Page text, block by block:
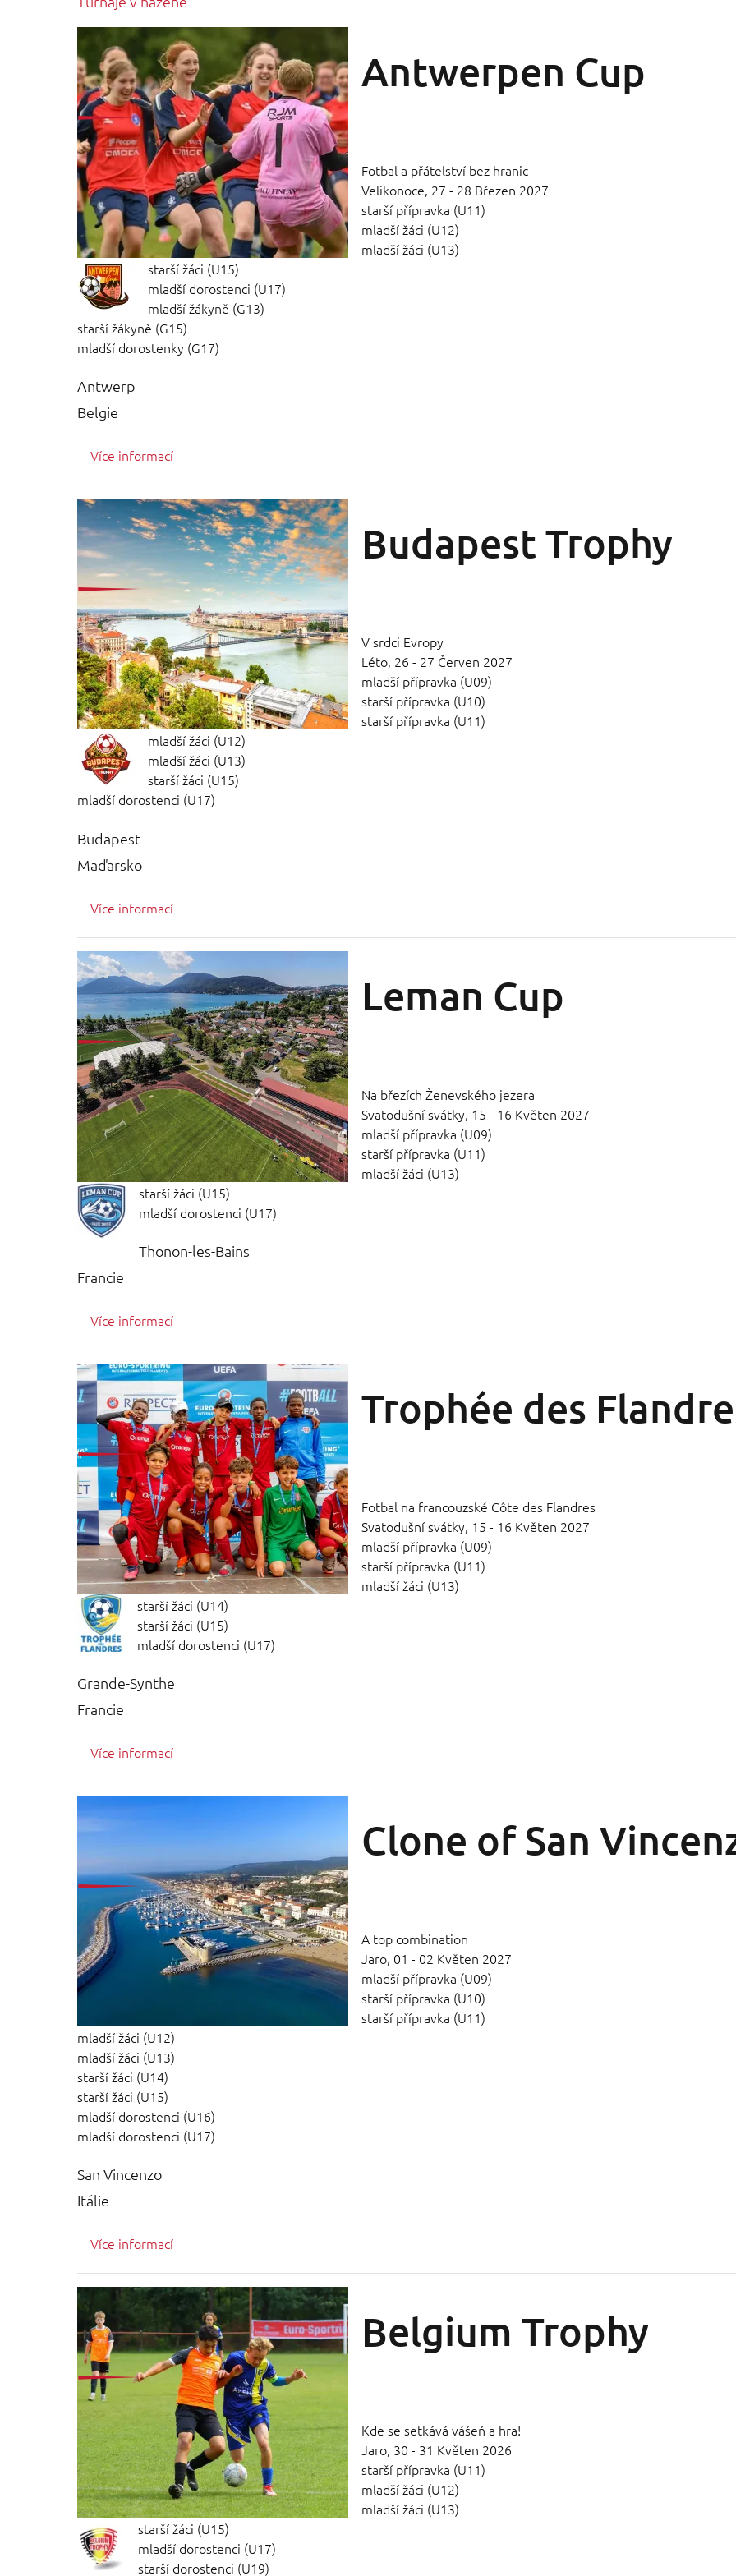
Antwerpen Cup
Fotbal a přátelství bez hranic
Velikonoce, 27 - 28 Březen 2027
starší přípravka (U11)
mladší žáci (U12)
mladší žáci (U13)
starší žáci (U15)
mladší dorostenci (U17)
mladší žákyně (G13)
starší žákyně (G15)
mladší dorostenky (G17)
Antwerp
Belgie
Více informací
Budapest Trophy
V srdci Evropy
Léto, 26 - 27 Červen 2027
mladší přípravka (U09)
starší přípravka (U10)
starší přípravka (U11)
mladší žáci (U12)
mladší žáci (U13)
starší žáci (U15)
mladší dorostenci (U17)
Budapest
Maďarsko
Více informací
Leman Cup
Na březích Ženevského jezera
Svatodušní svátky, 15 - 16 Květen 2027
mladší přípravka (U09)
starší přípravka (U11)
mladší žáci (U13)
starší žáci (U15)
mladší dorostenci (U17)
Thonon-les-Bains
Francie
Více informací
Trophée des
Fotbal na francouzské Côte des Flandres
Svatodušní svátky, 15 - 16 Květen 2027
mladší přípravka (U09)
starší přípravka (U11)
mladší žáci (U13)
starší žáci (U14)
starší žáci (U15)
mladší dorostenci (U17)
Grande-Synthe
Francie
Více informací
Clone of San
A top combination
Jaro, 01 - 02 Květen 2027
mladší přípravka (U09)
starší přípravka (U10)
starší přípravka (U11)
mladší žáci (U12)
mladší žáci (U13)
starší žáci (U14)
starší žáci (U15)
mladší dorostenci (U16)
mladší dorostenci (U17)
San Vincenzo
Itálie
Více informací
Belgium Trophy
Kde se setkává vášeň a hra!
Jaro, 30 - 31 Květen 2026
starší přípravka (U11)
mladší žáci (U12)
mladší žáci (U13)
starší žáci (U15)
mladší dorostenci (U17)
starší dorostenci (U19)